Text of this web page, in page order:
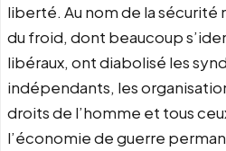
liberté. Au nom de la sécurité
du froid, dont beaucoup
libéraux, ont diabolisé les
indépendants, les
droits de l’homme et tous
l’économie de guerre